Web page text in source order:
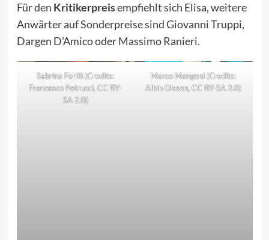
Für den Kritikerpreisempfiehlt sich Elisa, weitere
Anwärter auf Sonderpreise sind Giovanni Truppi,
Dargen D’Amico oder Massimo Ranieri.
Sabrina Ferilli (Credits:
Francesco Petrucci,CC BY-
SA 2.0)
Marco Mengoni (Credits:
Albin Olsson,CC BY-SA 3.0)